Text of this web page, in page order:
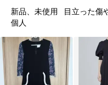
新品、未使用 目立った傷
個人